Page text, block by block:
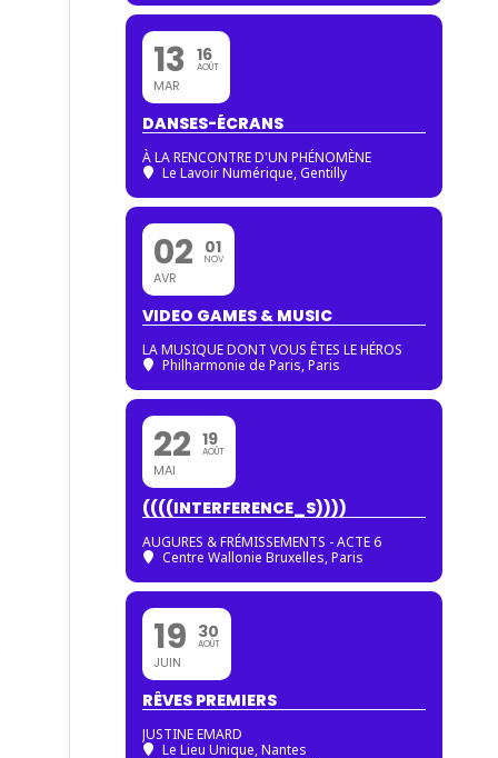
13
MAR
16
AOÛT
DANSES-ÉCRANS
À LA RENCONTRE D'UN PHÉNOMÈNE
Le Lavoir Numérique, Gentilly
02
AVR
01
NOV
VIDEO GAMES & MUSIC
LA MUSIQUE DONT VOUS ÊTES LE HÉROS
Philharmonie de Paris, Paris
22
MAI
19
AOÛT
((((INTERFERENCE_S))))
AUGURES & FRÉMISSEMENTS - ACTE 6
Centre Wallonie Bruxelles, Paris
19
JUIN
30
AOÛT
RÊVES PREMIERS
JUSTINE EMARD
Le Lieu Unique, Nantes